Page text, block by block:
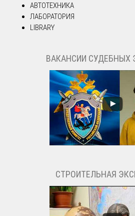
АВТОТЕХНИКА
ЛАБОРАТОРИЯ
LIBRARY
ВАКАНСИИ СУДЕБНЫХ
СТРОИТЕЛЬНАЯ